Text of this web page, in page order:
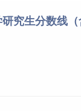
、运动与公共
退出现役且符
准书》和《退
究生分数线